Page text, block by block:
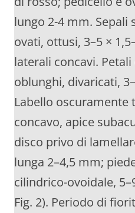
lungo 2-4 mm. Sepali
ovati, ottusi, 3–5 ×
laterali concavi.
oblunghi, divaricati,
Labello
concavo, apice
disco privo di
lunga 2–4,5 mm;
cilindrico-ovoidale,
Fig. 2). Periodo di